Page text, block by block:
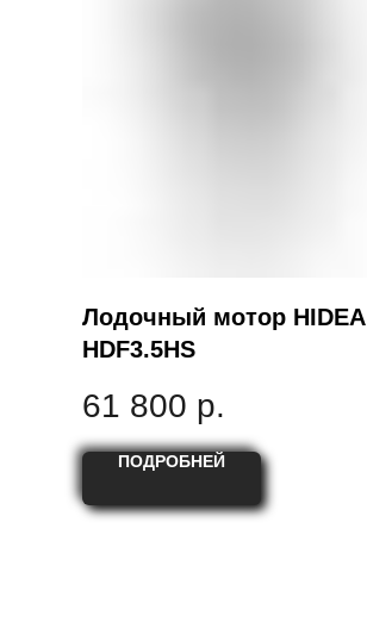
Лодочный мотор HIDEA
HDF3.5HS
61 800 р.
ПОДРОБНЕЙ